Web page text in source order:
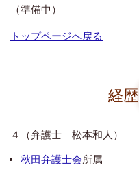
（準備中）
トップページへ戻る
経
４（弁護士 松本和人）
秋田弁護士会所属